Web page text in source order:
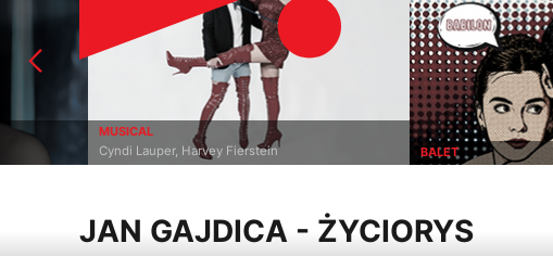
MUSICAL
Cyndi Lauper, Harvey Fierstein
JAN GAJDICA - ŻYCIORYS